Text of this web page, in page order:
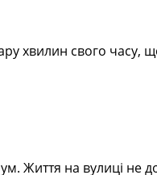
хвилин свого часу,
Життя на вулиці не